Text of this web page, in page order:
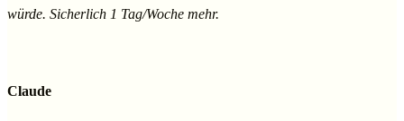
würde. Sicherlich 1 Tag/Woche mehr.
Claude